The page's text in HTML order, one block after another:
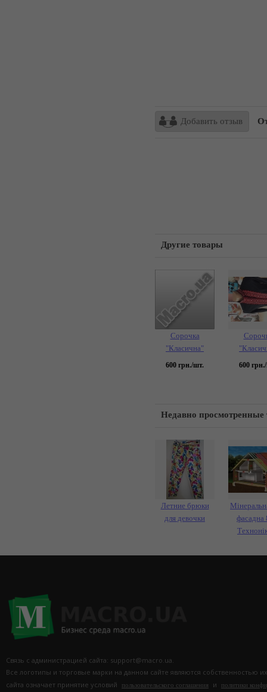
Добавить отзыв
Другие товары
Сорочка
"Класична"
600 грн./шт. 600
Недавно просмотренные
Летние брюки
для девочки
фасадна
Связь с администрацией сайта: support@macro.ua.
Все логотипы и торговые марки на данном сайте являются собственностью
сайта означает принятие условий
пользовательского соглашения и политики